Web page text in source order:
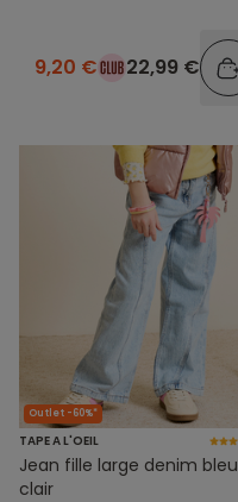
9,20 € 22,99 €
Outlet -60%*
TAPE A L'OEIL
Jean fille large denim bleu
clair